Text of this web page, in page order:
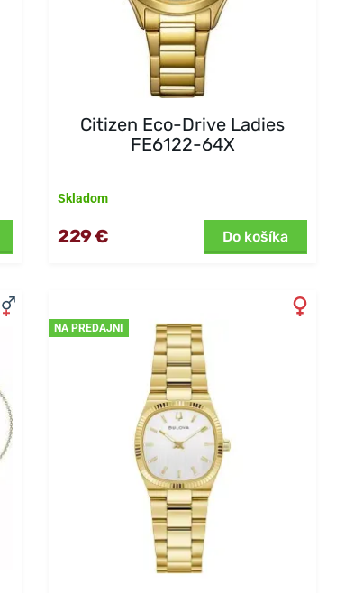
Citizen Eco-Drive Ladies
FE6122-64X
Skladom
229 € Do košíka
NA PREDAJNI